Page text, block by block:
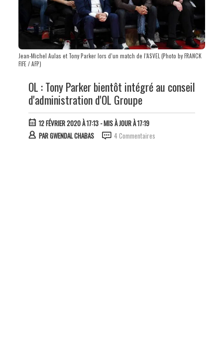
Jean-Michel Aulas et Tony Parker lors d’un match de l’ASVEL (Photo by FRANCK
FIFE / AFP)
OL : Tony Parker bientôt intégré au conseil
d'administration d'OL Groupe
12 FÉVRIER 2020 À 17:13- MIS À JOUR À 17:19
PARGWENDAL CHABAS 4 Commentaires